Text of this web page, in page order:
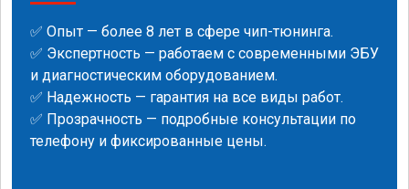
✅ Опыт — более 8 лет в сфере чип-тюнинга.
✅ Экспертность — работаем с современными ЭБУ
и диагностическим оборудованием.
✅ Надежность — гарантия на все виды работ.
✅ Прозрачность — подробные консультации по
телефону и фиксированные цены.